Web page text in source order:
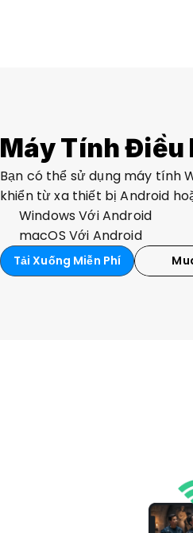
Máy Tính Điều
Bạn có thể sử dụng máy tính
khiển từ xa thiết bị Android
Windows Với Android
macOS Với Android
Tải Xuống Miễn Phí